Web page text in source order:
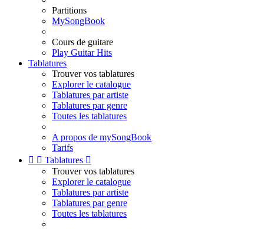
Partitions
MySongBook
Cours de guitare
Play Guitar Hits
Tablatures
Trouver vos tablatures
Explorer le catalogue
Tablatures par artiste
Tablatures par genre
Toutes les tablatures
A propos de mySongBook
Tarifs
  Tablatures 
Trouver vos tablatures
Explorer le catalogue
Tablatures par artiste
Tablatures par genre
Toutes les tablatures